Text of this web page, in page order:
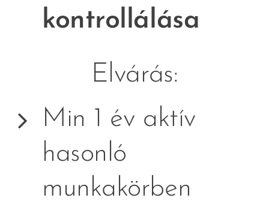
kontrollálása
Elvárás:
Min 1 év aktív
hasonló
munkakörben